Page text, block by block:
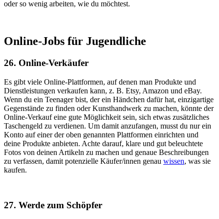
oder so wenig arbeiten, wie du möchtest.
Online-Jobs für Jugendliche
26. Online-Verkäufer
Es gibt viele Online-Plattformen, auf denen man Produkte und
Dienstleistungen verkaufen kann, z. B. Etsy, Amazon und eBay.
Wenn du ein Teenager bist, der ein Händchen dafür hat, einzigartige
Gegenstände zu finden oder Kunsthandwerk zu machen, könnte der
Online-Verkauf eine gute Möglichkeit sein, sich etwas zusätzliches
Taschengeld zu verdienen. Um damit anzufangen, musst du nur ein
Konto auf einer der oben genannten Plattformen einrichten und
deine Produkte anbieten. Achte darauf, klare und gut beleuchtete
Fotos von deinen Artikeln zu machen und genaue Beschreibungen
zu verfassen, damit potenzielle Käufer/innen genau wissen, was sie
kaufen.
27. Werde zum Schöpfer